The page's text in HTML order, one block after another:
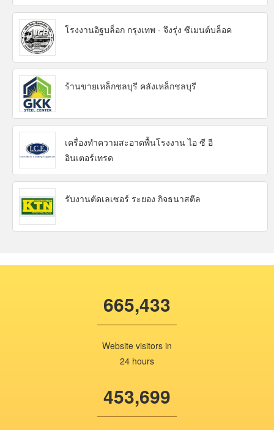
โรงงานอิฐบล็อก กรุงเทพ - จึงรุ่ง ซีเมนต์บล็อค
ร้านขายเหล็กชลบุรี คลังเหล็กชลบุรี
เครื่องทำความสะอาดพื้นโรงงาน ไอ ซี อี
อินเตอร์เทรด
รับงานตัดเลเซอร์ ระยอง กิจธนาสตีล
665,433
Website visitors in
24 hours
453,699